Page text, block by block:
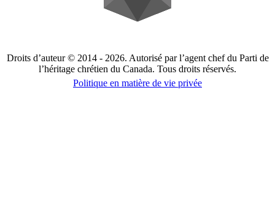
Droits d’auteur © 2014 - 2026. Autorisé par l’agent chef du Parti de
l’héritage chrétien du Canada. Tous droits réservés.
Politique en matière de vie privée